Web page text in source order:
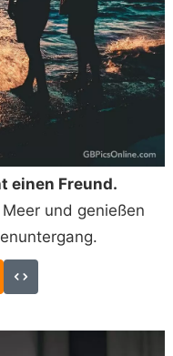
einen Freund.
und genießen